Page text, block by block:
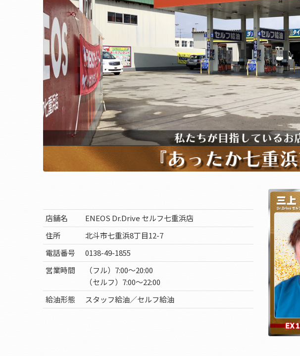
店舗名
ENEOS Dr.Drive セルフ七重浜店
住所
北斗市七重浜8丁目12-7
電話番号
0138-49-1855
営業時間
（フル）7:00～20:00
（セルフ）7:00～22:00
給油形態
スタッフ給油／セルフ給油